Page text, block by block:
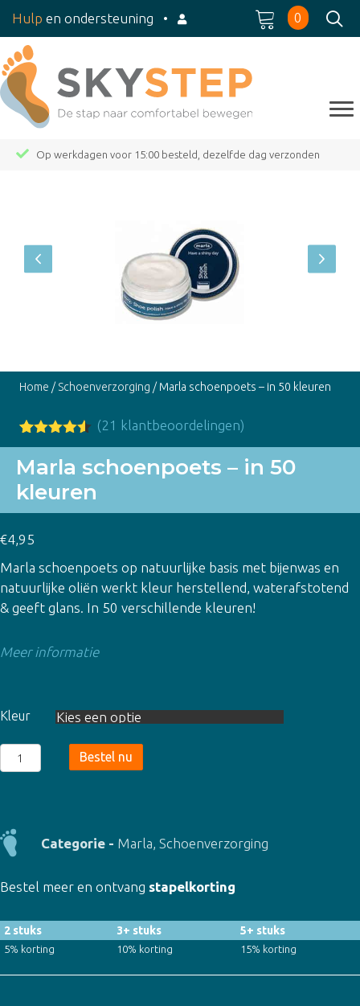
Hulp en ondersteuning • 0
Op werkdagen voor 15:00 besteld, dezelfde dag verzonden
Home / Schoenverzorging / Marla schoenpoets – in 50 kleuren
Gewaardee
rd
4.48
5
gebaseer
d op
21
klant
waardering
(21 klantbeoordelingen)
Marla schoenpoets – in 50
kleuren
€4,95
Marla schoenpoets op natuurlijke basis met bijenwas en
natuurlijke oliën werkt kleur herstellend, waterafstotend
& geeft glans. In 50 verschillende kleuren!
Meer informatie
Kleur
Marla
schoenpoets
50
kleuren
Bestel nu
Categorie - Marla, Schoenverzorging
Bestel meer en ontvang stapelkorting
2 stuks 3+ stuks 5+ stuks
5% korting 10% korting 15% korting